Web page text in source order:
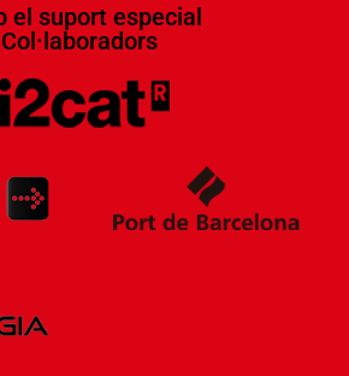
el suport especial
Col·laboradors​